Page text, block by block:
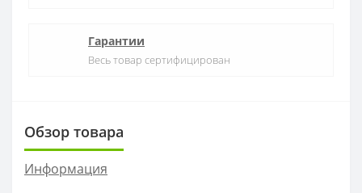
Гарантии
Весь товар сертифицирован
Обзор товара
Информация